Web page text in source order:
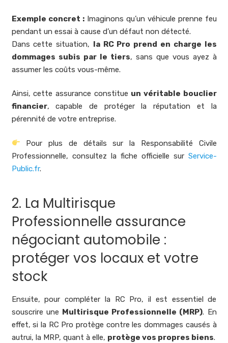
Exemple concret :Imaginons qu’un véhicule prenne feu
pendant un essai à cause d’un défaut non détecté.
Dans cette situation, la RC Pro prend en charge les
dommages subis par le tiers, sans que vous ayez à
assumer les coûts vous-même.
Ainsi, cette assurance constitue un véritable bouclier
financier, capable de protéger la réputation et la
pérennité de votre entreprise.
Pour plus de détails sur la Responsabilité Civile
Professionnelle, consultez la fiche officielle sur Service-
Public.fr.
2. La Multirisque
Professionnelle assurance
négociant automobile :
protéger vos locaux et votre
stock
Ensuite, pour compléter la RC Pro, il est essentiel de
souscrire une Multirisque Professionnelle (MRP). En
effet, si la RC Pro protège contre les dommages causés à
autrui, la MRP, quant à elle, protège vos propres biens.